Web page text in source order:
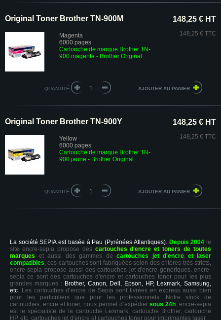
Original Toner Brother TN-900M
Magenta
6000 pages
Cartouche de marque Brother TN-
900 magenta - Brother Original
148,25 € HT
148,25 € TTC
QUANTITÉ
Original Toner Brother TN-900Y
Yellow
6000 pages
Cartouche de marque Brother TN-
900 jaune - Brother Original
148,25 € HT
148,25 € TTC
QUANTITÉ
La société SEPIA est basée à Pau (Pyrénées Atlantiques). Depuis 2004 le
site encre-sepia propose des cartouches d'encre et toners de toutes
marques et aussi des gammes de cartouches jet d'encre et laser
compatibles, ces cartouches sont fabriquées selon des critères très stricts,
encre-sepia propose aussi des cartouches jet d'encre génériques. encre-
sepia ce sont des cartouches d'encre et cartouches toner pour les plus
grandes marques : Brother, Canon, Dell, Epson, HP, Lexmark, Samsung,
etc. Les cartouches d’encre de Sepia sont livrées en express aussi bien
pour les particuliers que pour les professionnels. Notre stock de
cartouches, encre et toner, nous permet d’expédiersous 24h. encre-sepia
est le spécialiste de la cartouche Lexmark, cartouche Brother, cartouche
HP, etc. cartouches jet d'encre et cartouches toner pour imprimantes laser.